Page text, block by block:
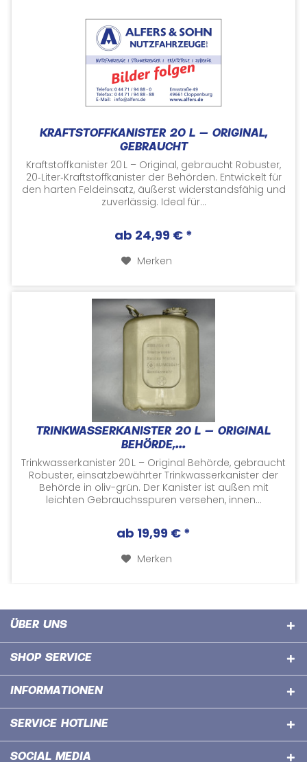
KRAFTSTOFFKANISTER 20 L – ORIGINAL,
GEBRAUCHT
Kraftstoffkanister 20 L – Original, gebraucht Robuster,
20‑Liter‑Kraftstoffkanister der Behörden. Entwickelt für
den harten Feldeinsatz, äußerst widerstandsfähig und
zuverlässig. Ideal für...
ab 24,99 € *
Merken
TRINKWASSERKANISTER 20 L – ORIGINAL
BEHÖRDE,...
Trinkwasserkanister 20 L – Original Behörde, gebraucht
Robuster, einsatzbewährter Trinkwasserkanister der
Behörde in oliv-grün. Der Kanister ist außen mit
leichten Gebrauchsspuren versehen, innen...
ab 19,99 € *
Merken
ÜBER UNS
SHOP SERVICE
INFORMATIONEN
SERVICE HOTLINE
SOCIAL MEDIA